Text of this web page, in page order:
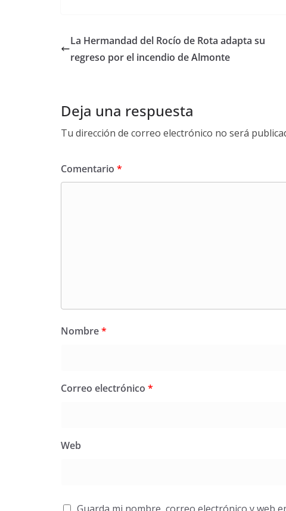
La Hermandad del Rocío de Rota adapta su
regreso por el incendio de Almonte
Deja una respuesta
Tu dirección de correo electrónico no será
Comentario *
Nombre*
Correo electrónico *
Web